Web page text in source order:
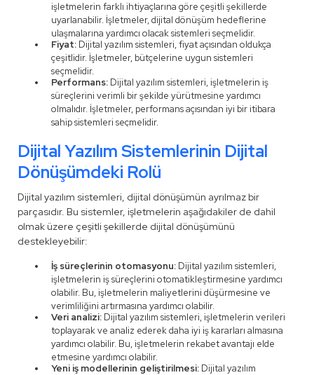
işletmelerin farklı ihtiyaçlarına göre çeşitli şekillerde
uyarlanabilir. İşletmeler, dijital dönüşüm hedeflerine
ulaşmalarına yardımcı olacak sistemleri seçmelidir.
Fiyat: Dijital yazılım sistemleri, fiyat açısından oldukça
çeşitlidir. İşletmeler, bütçelerine uygun sistemleri
seçmelidir.
Performans: Dijital yazılım sistemleri, işletmelerin iş
süreçlerini verimli bir şekilde yürütmesine yardımcı
olmalıdır. İşletmeler, performans açısından iyi bir itibara
sahip sistemleri seçmelidir.
Dijital Yazılım Sistemlerinin Dijital
Dönüşümdeki Rolü
Dijital yazılım sistemleri, dijital dönüşümün ayrılmaz bir
parçasıdır. Bu sistemler, işletmelerin aşağıdakiler de dahil
olmak üzere çeşitli şekillerde dijital dönüşümünü
destekleyebilir:
İş süreçlerinin otomasyonu: Dijital yazılım sistemleri,
işletmelerin iş süreçlerini otomatikleştirmesine yardımcı
olabilir. Bu, işletmelerin maliyetlerini düşürmesine ve
verimliliğini artırmasına yardımcı olabilir.
Veri analizi: Dijital yazılım sistemleri, işletmelerin verileri
toplayarak ve analiz ederek daha iyi iş kararları almasına
yardımcı olabilir. Bu, işletmelerin rekabet avantajı elde
etmesine yardımcı olabilir.
Yeni iş modellerinin geliştirilmesi: Dijital yazılım